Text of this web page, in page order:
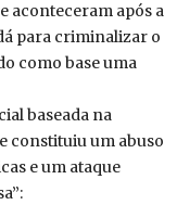
aconteceram após a
para criminalizar o
como base uma
baseada na
constituiu um abuso
e um ataque